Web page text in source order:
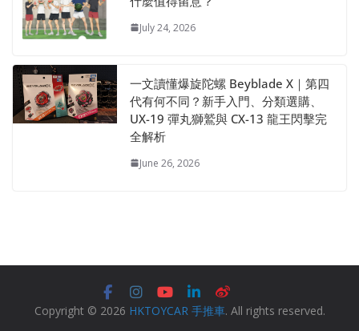
July 24, 2026
一文讀懂爆旋陀螺 Beyblade X｜第四
代有何不同？新手入門、分類選購、
UX-19 彈丸獅鷲與 CX-13 龍王閃擊完
全解析
June 26, 2026
Copyright © 2026 HKTOYCAR 手推車. All rights reserved.